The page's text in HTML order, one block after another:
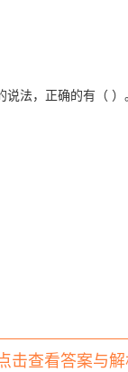
法，正确的有（ ）
击查看答案与